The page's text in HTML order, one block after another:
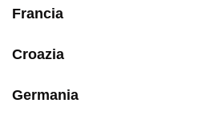
Francia
Croazia
Germania